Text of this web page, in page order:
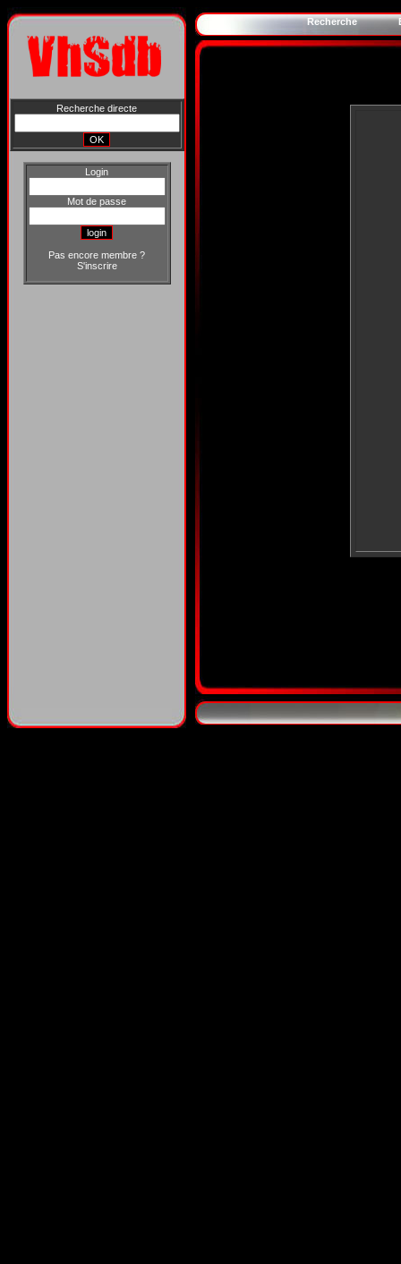
Recherche directe
Login
Mot de passe
Pas encore membre ?
S'inscrire
Recherche